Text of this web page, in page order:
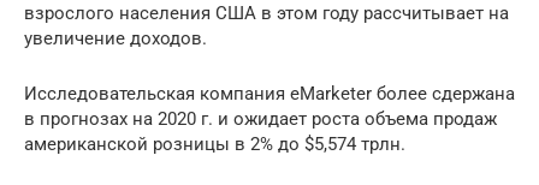
взрослого населения США в этом году рассчитывает на
увеличение доходов.
Исследовательская компания eMarketer более сдержана
в прогнозах на 2020 г. и ожидает роста объема продаж
американской розницы в 2% до $5,574 трлн.